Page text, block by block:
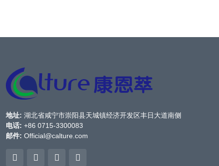
地址: 湖北省咸宁市崇阳县天城镇经济开发区丰日大道南侧
电话: +86 0715-3300083
邮件: Official@calture.com